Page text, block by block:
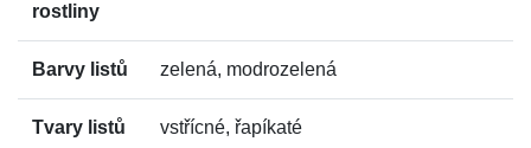
rostliny
Barvy listů zelená, modrozelená
Tvary listů vstřícné, řapíkaté